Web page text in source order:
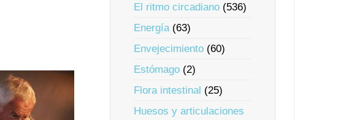
El ritmo circadiano (536)
Energía(63)
Envejecimiento (60)
Estómago (2)
Flora intestinal (25)
Huesos y articulaciones